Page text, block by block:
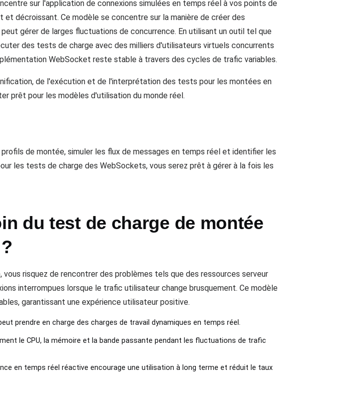
sur l'application de connexions simulées en temps réel à vos points de
décroissant. Ce modèle se concentre sur la manière de créer des
gérer de larges fluctuations de concurrence. En utilisant un outil tel que
des tests de charge avec des milliers d'utilisateurs virtuels concurrents
WebSocket reste stable à travers des cycles de trafic variables.
de l'exécution et de l'interprétation des tests pour les montées en
prêt pour les modèles d'utilisation du monde réel.
de montée, simuler les flux de messages en temps réel et identifier les
les tests de charge des WebSockets, vous serez prêt à gérer à la fois les
du test de charge de montée
risquez de rencontrer des problèmes tels que des ressources serveur
interrompues lorsque le trafic utilisateur change brusquement. Ce modèle
garantissant une expérience utilisateur positive.
prendre en charge des charges de travail dynamiques en temps réel.
le CPU, la mémoire et la bande passante pendant les fluctuations de trafic
en temps réel réactive encourage une utilisation à long terme et réduit le taux